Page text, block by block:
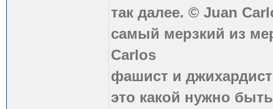
так далее. © Juan
самый мерзкий из
Carlos
фашист и
это какой нужно